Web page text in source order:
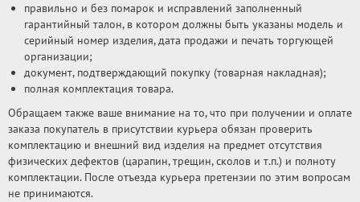
правильно и без помарок и исправлений заполненный
гарантийный талон, в котором должны быть указаны модель и
серийный номер изделия, дата продажи и печать торгующей
организации;
документ, подтверждающий покупку (товарная накладная);
полная комплектация товара.
Обращаем также ваше внимание на то, что при получении и оплате
заказа покупатель в присутствии курьера обязан проверить
комплектацию и внешний вид изделия на предмет отсутствия
физических дефектов (царапин, трещин, сколов и т.п.) и полноту
комплектации. После отъезда курьера претензии по этим вопросам
не принимаются.